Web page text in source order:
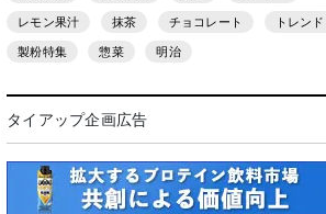
レモン果汁 抹茶 チョコレート トレンド
製粉特集 惣菜 明治
タイアップ企画広告